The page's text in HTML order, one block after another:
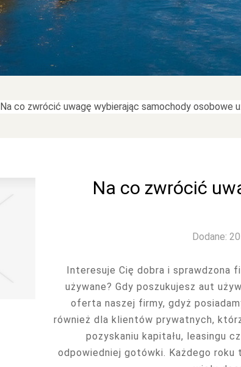
Na co zwrócić uwagę wybierając samochody osobowe
Na co zwrócić
Dodane:
Interesuje Cię dobra i sprawdzona
używane? Gdy poszukujesz aut
oferta naszej firmy, gdyż
również dla klientów prywatnych,
pozyskaniu kapitału, leasingu
odpowiedniej gotówki. Każdego roku